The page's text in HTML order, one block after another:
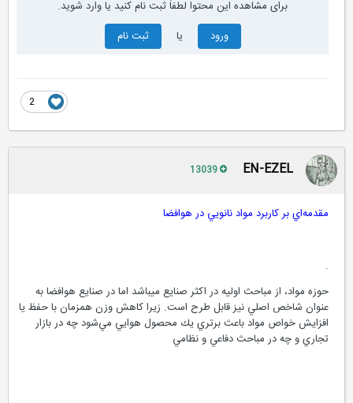
برای مشاهده این محتوا لطفاً ثبت نام کنید یا وارد شوید.
ورود
ثبت نام
EN-EZEL
مقدمه‌اي بر کاربرد مواد نانويي در هوافضا
حوزه مواد، از مباحث اوليه در اكثر صنايع مي­باشد اما در صنايع هوافضا به
عنوان شاخص اصلي نيز قابل طرح است. زيرا كاهش وزن همزمان با حفظ يا
افزايش خواص مواد باعث برتري يك محصول هوايي مي‌شود چه در بازار
تجاري و چه در مباحث دفاعي و نظامي